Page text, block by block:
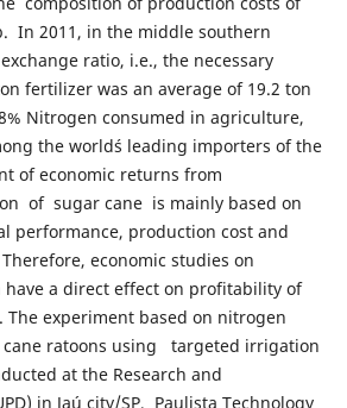
In 2011, in the middle southern
ratio, i.e., the necessary
fertilizer was an average of 19.2 ton
Nitrogen consumed in agriculture,
the world´s leading importers of the
of economic returns from
of sugar cane is mainly based on
performance, production cost and
economic studies on
a direct effect on profitability of
The experiment based on nitrogen
ratoons using targeted irrigation
at the Research and
in Jaú city/SP, Paulista Technology